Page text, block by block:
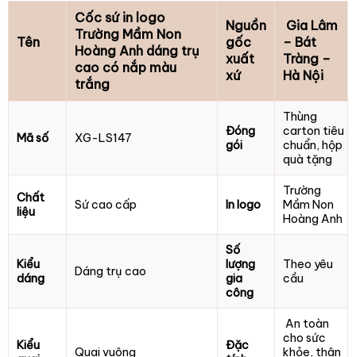
Tên
Cốc sứ in logo
Trường Mầm Non
Hoàng Anh dáng trụ
cao có nắp màu
trắng
Nguồn
gốc
xuất
xứ
Gia Lâm
– Bát
Tràng –
Hà Nội
Mã số XG-LS147
Đóng
gói
Thùng
carton tiêu
chuẩn, hộp
quà tặng
Chất
liệu
Sứ cao cấp In logo
Trường
Mầm Non
Hoàng Anh
Kiểu
dáng
Dáng trụ cao
Số
lượng
gia
công
Theo yêu
cầu
Kiểu
Quai vuông
Đặc
An toàn
cho sức
khỏe, thân